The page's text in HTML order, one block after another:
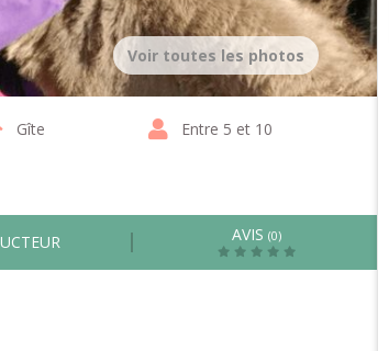
Voir toutes les photos
Gîte
Entre 5 et 10
AVIS(0)